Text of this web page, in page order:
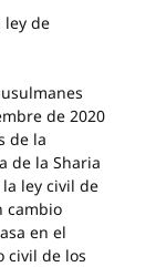
ley de
de 2020
de la
de la Sharia
ley civil de
cambio
en el
civil de los